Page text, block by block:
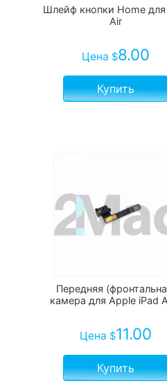
Шлейф кнопки Home для
Air
Цена $8.00
Купить
Передняя
камера для Apple iPad
Цена $11.00
Купить